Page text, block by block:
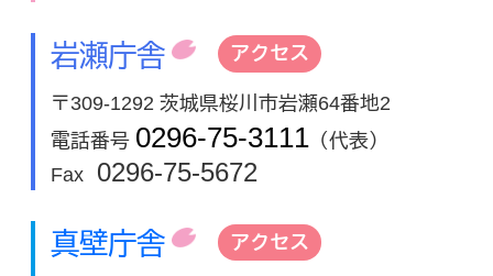
岩瀬庁舎 アクセス
〒309-1292 茨城県桜川市岩瀬64番地2
電話番号 0296-75-3111 （代表）
Fax
0296-75-5672
真壁庁舎 アクセス